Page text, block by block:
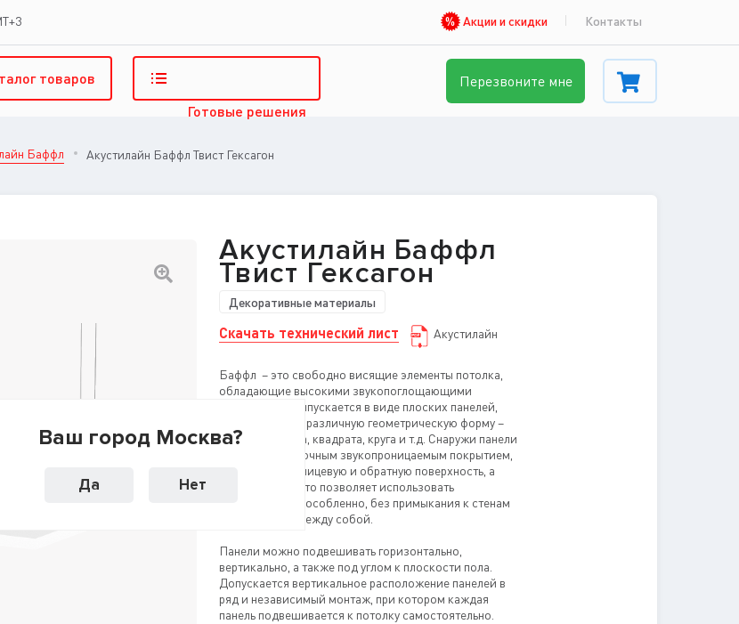
Ваш город Москва?
Да Нет
Акции и скидки Контакты
товаров
Готовые решения
Перезвоните мне
Баффл Акустилайн Баффл Твист Гексагон
Акустилайн Баффл
Твист Гексагон
Декоративные материалы
Скачать технический лист Акустилайн
Баффл – это свободно висящие элементы потолка,
обладающие высокими звукопоглощающими
свойствами. Выпускается в виде плоских панелей,
которые имеют различную геометрическую форму –
прямоугольника, квадрата, круга и т.д. Снаружи панели
облицованы прочным звукопроницаемым покрытием,
закрывающим лицевую и обратную поверхность, а
также кромку, что позволяет использовать
конструкции обособленно, без примыкания к стенам
или стыковки между собой.
Панели можно подвешивать горизонтально,
вертикально, а также под углом к плоскости пола.
Допускается вертикальное расположение панелей в
ряд и независимый монтаж, при котором каждая
панель подвешивается к потолку самостоятельно.